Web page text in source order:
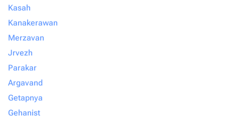
Kasah
Kanakerawan
Merzavan
Jrvezh
Parakar
Argavand
Getapnya
Gehanist